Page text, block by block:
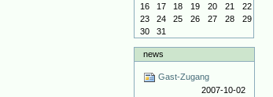
16
17 18 19 20 21
22
23
24 25 26 27 28
29
30
31
news
Gast-Zugang
2007-10-02